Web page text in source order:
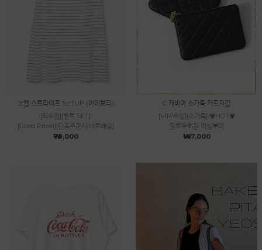
노엘 스트라이프 SETUP (아이보리)
[직수입][벨트 SET]
[Good Price!][단독주문시 바로배송]
₩79,000
C 캐비어 소가죽 카드지갑
[VIP/수입][소가죽] ♥HOT♥
옐로우회원 이상부터
₩147,000